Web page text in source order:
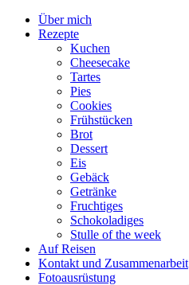
Über mich
Rezepte
Kuchen
Cheesecake
Tartes
Pies
Cookies
Frühstücken
Brot
Dessert
Eis
Gebäck
Getränke
Fruchtiges
Schokoladiges
Stulle of the week
Auf Reisen
Kontakt und Zusammenarbeit
Fotoausrüstung